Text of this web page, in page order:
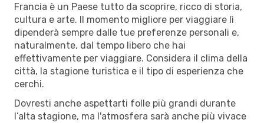
Francia è un Paese tutto da scoprire, ricco di storia,
cultura e arte. Il momento migliore per viaggiare lì
dipenderà sempre dalle tue preferenze personali e,
naturalmente, dal tempo libero che hai
effettivamente per viaggiare. Considera il clima della
città, la stagione turistica e il tipo di esperienza che
cerchi.
Dovresti anche aspettarti folle più grandi durante
l’alta stagione, ma l'atmosfera sarà anche più vivace